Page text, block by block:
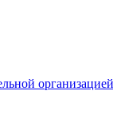
организацией